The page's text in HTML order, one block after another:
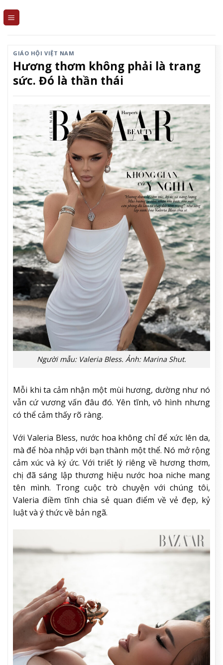
GIÁO HỘI VIỆT NAM
Hương thơm không phải là trang
sức. Đó là thần thái
Người mẫu: Valeria Bless. Ảnh: Marina Shut.
Mỗi khi ta cảm nhận một mùi hương, dường như nó
vẫn cứ vương vấn đâu đó. Yên tĩnh, vô hình nhưng
có thể cảm thấy rõ ràng.
Với Valeria Bless, nước hoa không chỉ để xức lên da,
mà để hòa nhập với bạn thành một thể. Nó mở rộng
cảm xúc và ký ức. Với triết lý riêng về hương thơm,
chị đã sáng lập thương hiệu nước hoa niche mang
tên mình. Trong cuộc trò chuyện với chúng tôi,
Valeria điềm tĩnh chia sẻ quan điểm về vẻ đẹp, kỷ
luật và ý thức về bản ngã.